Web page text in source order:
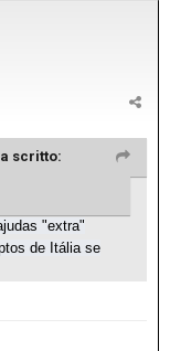
scritto:
"extra"
de Itália se